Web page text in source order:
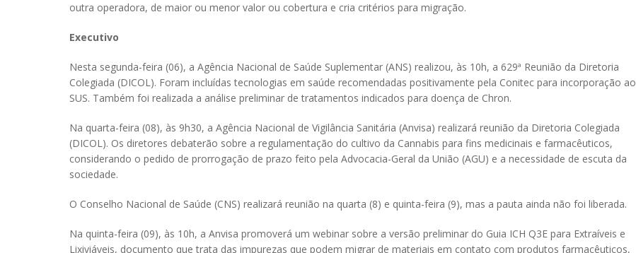
outra operadora, de maior ou menor valor ou cobertura e cria critérios para migração.
Executivo
Nesta segunda-feira (06), a Agência Nacional de Saúde Suplementar (ANS) realizou, às 10h, a 629ª Reunião da Diretoria
Colegiada (DICOL). Foram incluídas tecnologias em saúde recomendadas positivamente pela Conitec para incorporação ao
SUS. Também foi realizada a análise preliminar de tratamentos indicados para doença de Chron.
Na quarta-feira (08), às 9h30, a Agência Nacional de Vigilância Sanitária (Anvisa) realizará reunião da Diretoria Colegiada
(DICOL). Os diretores debaterão sobre a regulamentação do cultivo da Cannabis para fins medicinais e farmacêuticos,
considerando o pedido de prorrogação de prazo feito pela Advocacia-Geral da União (AGU) e a necessidade de escuta da
sociedade.
O Conselho Nacional de Saúde (CNS) realizará reunião na quarta (8) e quinta-feira (9), mas a pauta ainda não foi liberada.
Na quinta-feira (09), às 10h, a Anvisa promoverá um webinar sobre a versão preliminar do Guia ICH Q3E para Extraíveis e
Lixiviáveis, documento que trata das impurezas que podem migrar de materiais em contato com produtos farmacêuticos,